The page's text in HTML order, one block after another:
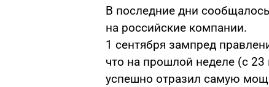
В последние дни
на российские компании.
1 сентября зампред
что на прошлой неделе (с 23
успешно отразил самую